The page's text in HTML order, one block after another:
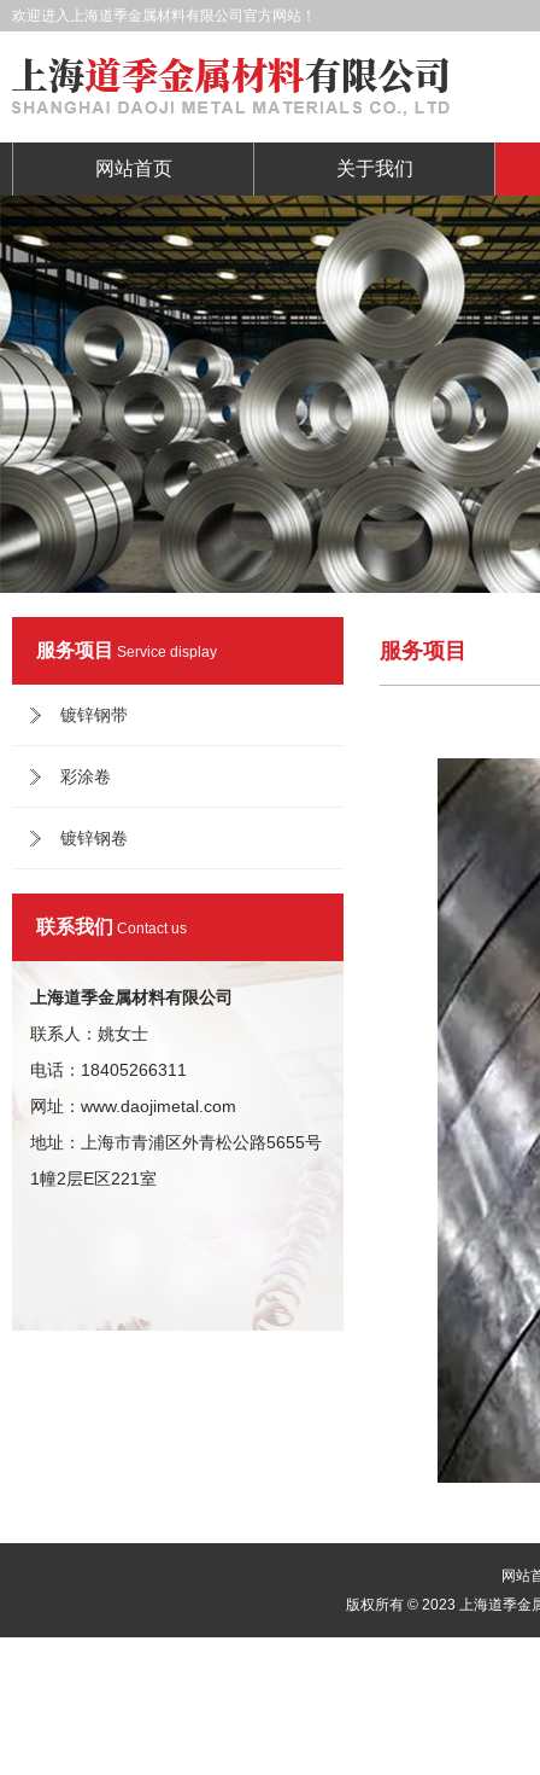
欢迎进入上海道季金属材料有限公司官方网站！
网站首页 关于我们
服务项目 Service display
镀锌钢带
彩涂卷
镀锌钢卷
联系我们 Contact us
上海道季金属材料有限公司
联系人：姚女士
电话：18405266311
网址：www.daojimetal.com
地址：上海市青浦区外青松公路5655号
1幢2层E区221室
服务项目
网站
版权所有 © 2023 上海道季